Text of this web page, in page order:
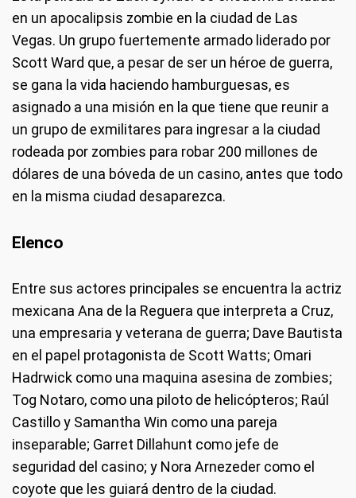
en un apocalipsis zombie en la ciudad de Las
Vegas. Un grupo fuertemente armado liderado por
Scott Ward que, a pesar de ser un héroe de guerra,
se gana la vida haciendo hamburguesas, es
asignado a una misión en la que tiene que reunir a
un grupo de exmilitares para ingresar a la ciudad
rodeada por zombies para robar 200 millones de
dólares de una bóveda de un casino, antes que todo
en la misma ciudad desaparezca.
Elenco
Entre sus actores principales se encuentra la actriz
mexicana Ana de la Reguera que interpreta a Cruz,
una empresaria y veterana de guerra; Dave Bautista
en el papel protagonista de Scott Watts; Omari
Hadrwick como una maquina asesina de zombies;
Tog Notaro, como una piloto de helicópteros; Raúl
Castillo y Samantha Win como una pareja
inseparable; Garret Dillahunt como jefe de
seguridad del casino; y Nora Arnezeder como el
coyote que les guiará dentro de la ciudad.